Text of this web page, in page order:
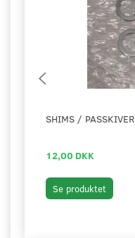
SHIMS / PASSKIVER
12,00 DKK
Se produktet